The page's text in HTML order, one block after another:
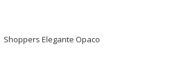
Shoppers Elegante Opaco